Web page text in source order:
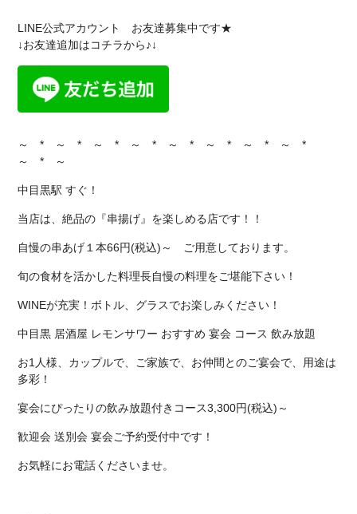
LINE公式アカウント お友達募集中です★
↓お友達追加はコチラから♪↓
～ * ～ * ～ * ～ * ～ * ～ * ～ * ～ *
～ * ～
中目黒駅 すぐ！
当店は、絶品の『串揚げ』を楽しめる店です！！
自慢の串あげ１本66円(税込)～ ご用意しております。
旬の食材を活かした料理長自慢の料理をご堪能下さい！
WINEが充実！ボトル、グラスでお楽しみください！
中目黒 居酒屋 レモンサワー おすすめ 宴会 コース 飲み放題
お1人様、カップルで、ご家族で、お仲間とのご宴会で、用途は
多彩！
宴会にぴったりの飲み放題付きコース3,300円(税込)～
歓迎会 送別会 宴会ご予約受付中です！
お気軽にお電話くださいませ。